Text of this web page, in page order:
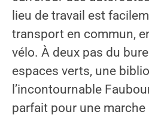
lieu de travail est
transport en commun,
vélo. À deux pas du
espaces verts, une
l’incontournable
parfait pour une